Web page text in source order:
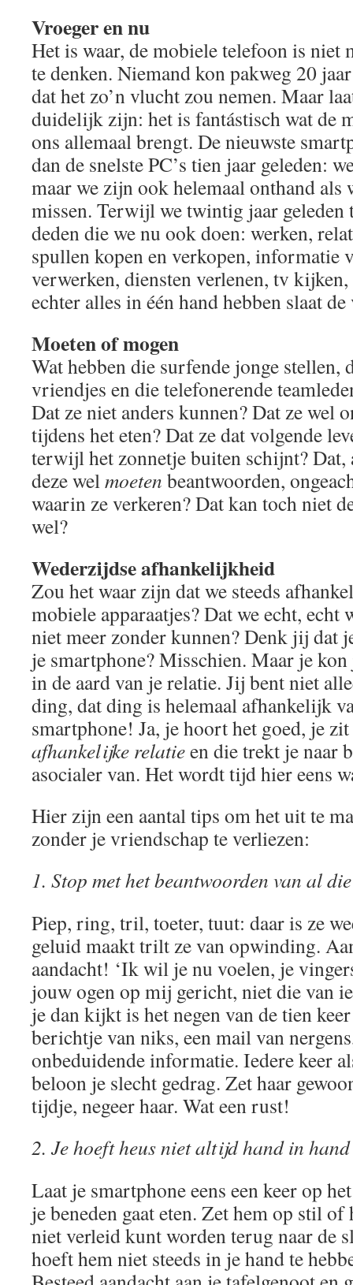
Vroeger en nu
Het is waar, de mobiele telefoon is niet
te denken. Niemand kon pakweg 20
dat het zo’n vlucht zou nemen. Maar
duidelijk zijn: het is fantástisch wat de
ons allemaal brengt. De nieuwste
dan de snelste PC’s tien jaar geleden:
maar we zijn ook helemaal onthand als
missen. Terwijl we twintig jaar geleden
deden die we nu ook doen: werken,
spullen kopen en verkopen, informatie
verwerken, diensten verlenen, tv
echter alles in één hand hebben slaat
Moeten of mogen
Wat hebben die surfende jonge stellen,
vriendjes en die telefonerende
Dat ze niet anders kunnen? Dat ze wel
tijdens het eten? Dat ze dat volgende
terwijl het zonnetje buiten schijnt? Dat,
deze welmoeten beantwoorden,
waarin ze verkeren? Dat kan toch niet
wel?
Wederzijdse afhankelijkheid
Zou het waar zijn dat we steeds
mobiele apparaatjes? Dat we echt, echt
niet meer zonder kunnen? Denk jij dat
je smartphone? Misschien. Maar je kon
in de aard van je relatie. Jij bent niet
ding, dat ding is helemaal afhankelijk
smartphone! Ja, je hoort het goed, je
afhankelijke relatieen die trekt je naar
asocialer van. Het wordt tijd hier eens
Hier zijn een aantal tips om het uit te
zonder je vriendschap te verliezen:
1. Stop met het beantwoorden van al
Piep, ring, tril, toeter, tuut: daar is ze
geluid maakt trilt ze van opwinding.
aandacht! ‘Ik wil je nu voelen, je
jouw ogen op mij gericht, niet die van
je dan kijkt is het negen van de tien
berichtje van niks, een mail van
onbeduidende informatie. Iedere keer
beloon je slecht gedrag. Zet haar
tijdje, negeer haar. Wat een rust!
2. Je hoeft heus niet altijd hand in
Laat je smartphone eens een keer op
je beneden gaat eten. Zet hem op stil
niet verleid kunt worden terug naar de
hoeft hem niet steeds in je hand te